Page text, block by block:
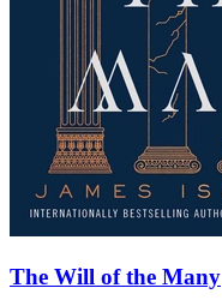
The Will of the Many